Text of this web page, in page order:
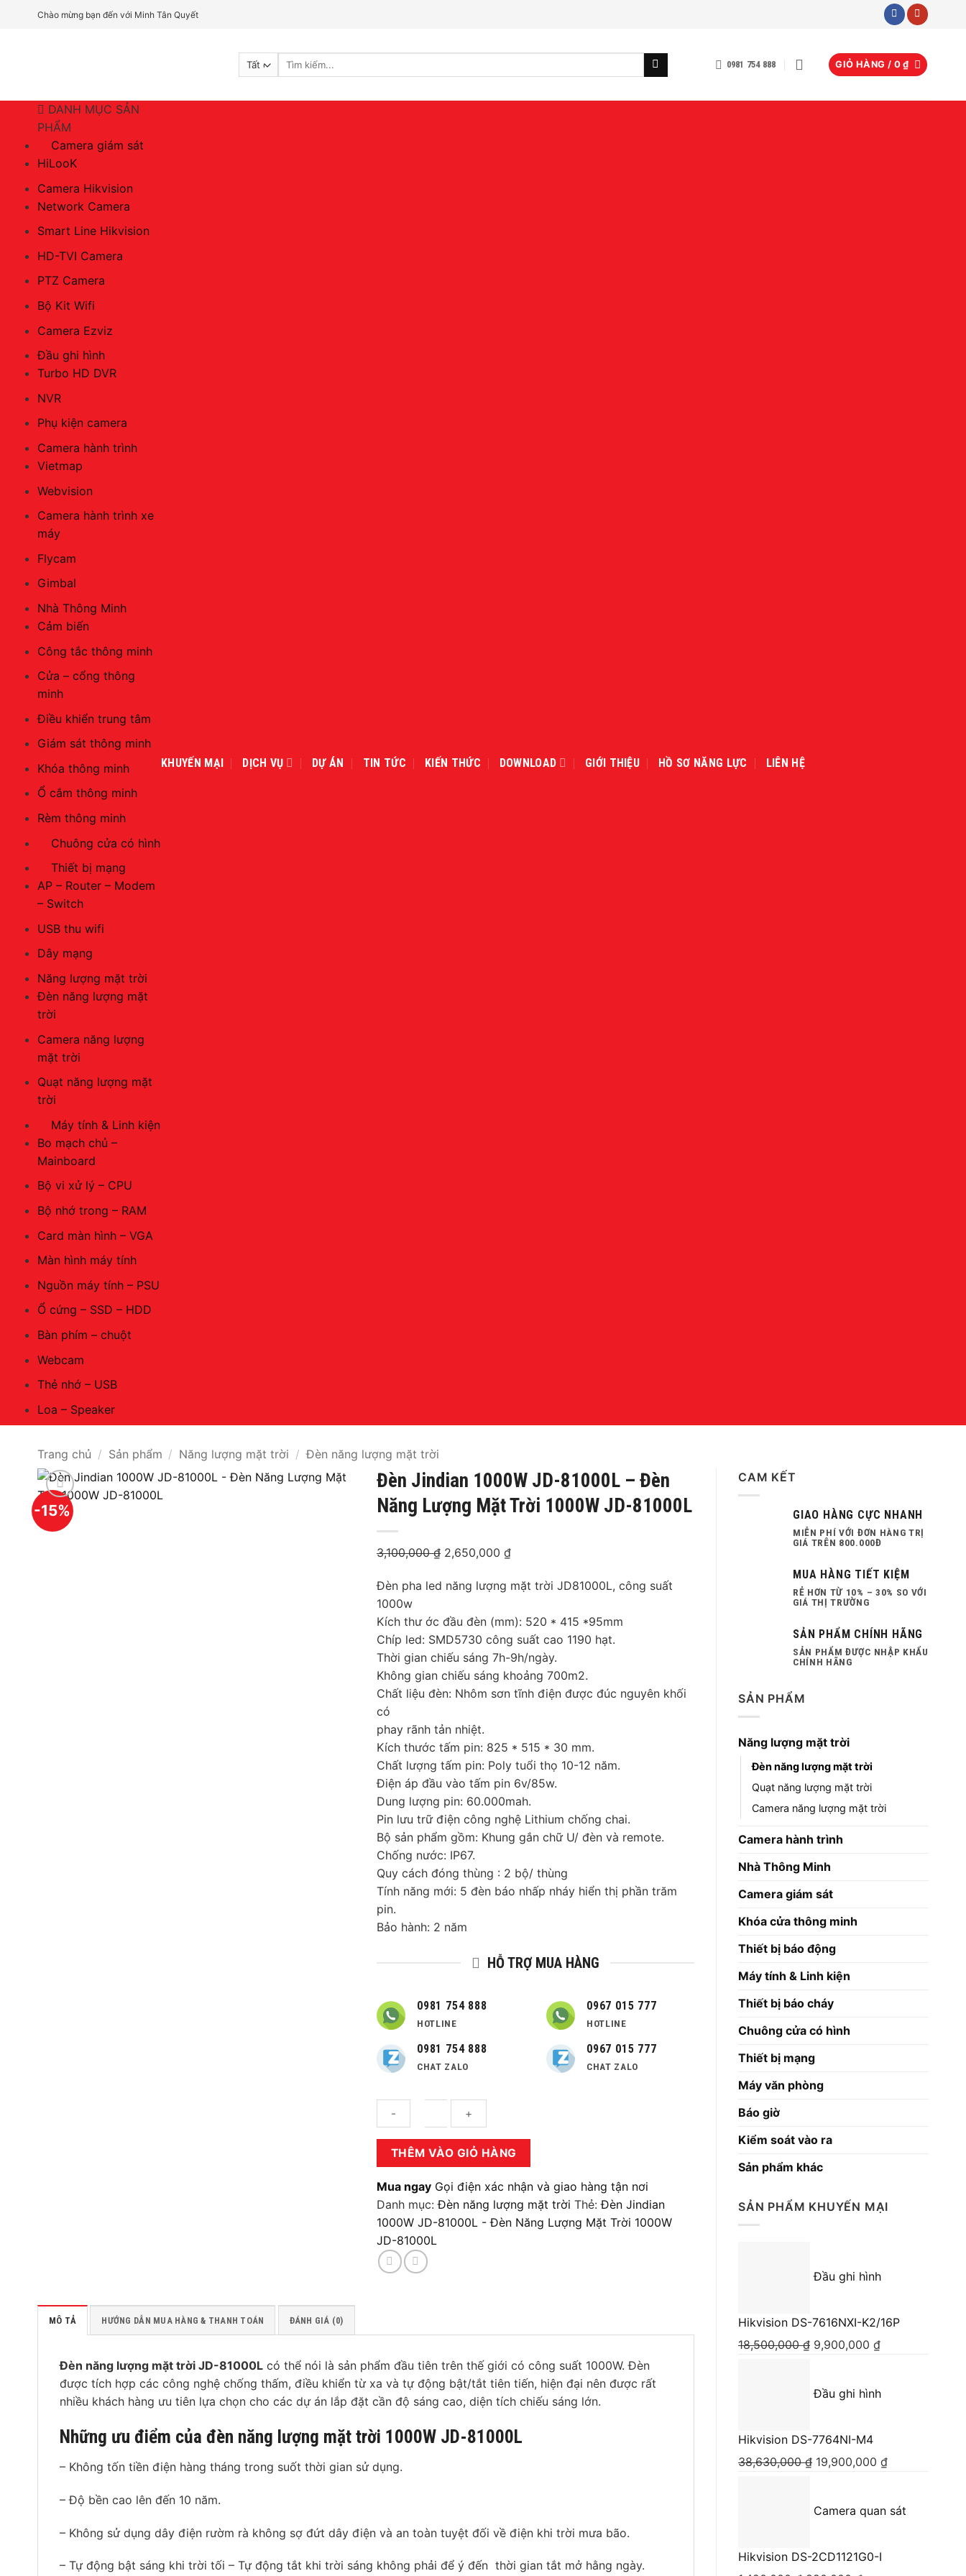
Chào mừng bạn đến với Minh Tân Quyết
Tìm
0981 754 888 GIỎ HÀNG / 0₫
DANH MỤC SẢN
PHẨM
Camera giám sát
HiLooK
Camera Hikvision
Network Camera
Smart Line Hikvision
HD-TVI Camera
PTZ Camera
Bộ Kit Wifi
Camera Ezviz
Đầu ghi hình
Turbo HD DVR
NVR
Phụ kiện camera
Camera hành trình
Vietmap
Webvision
Camera hành trình xe
máy
Flycam
Gimbal
Nhà Thông Minh
Cảm biến
Công tắc thông minh
Cửa – cổng thông
minh
Điều khiển trung tâm
Giám sát thông minh
Khóa thông minh
Ổ cắm thông minh
Rèm thông minh
Chuông cửa có hình
Thiết bị mạng
AP – Router – Modem
– Switch
USB thu wifi
Dây mạng
Năng lượng mặt trời
Đèn năng lượng mặt
trời
Camera năng lượng
mặt trời
Quạt năng lượng mặt
trời
Máy tính & Linh kiện
Bo mạch chủ –
Mainboard
Bộ vi xử lý – CPU
Bộ nhớ trong – RAM
Card màn hình – VGA
Màn hình máy tính
Nguồn máy tính – PSU
Ổ cứng – SSD – HDD
Bàn phím – chuột
Webcam
Thẻ nhớ – USB
Loa – Speaker
KHUYẾN MẠI DỊCH VỤ DỰ ÁN TIN TỨC KIẾN THỨC DOWNLOAD GIỚI THIỆU HỒ SƠ NĂNG LỰC LIÊN HỆ
Trang chủ / Sản phẩm / Năng lượng mặt trời / Đèn năng lượng mặt trời
CAM KẾT
GIAO HÀNG CỰC NHANH
MIỄN PHÍ VỚI ĐƠN HÀNG TRỊ
GIÁ TRÊN 800.000Đ
MUA HÀNG TIẾT KIỆM
RẺ HƠN TỪ 10% – 30% SO VỚI
GIÁ THỊ TRƯỜNG
SẢN PHẨM CHÍNH HÃNG
SẢN PHẨM ĐƯỢC NHẬP KHẨU
CHÍNH HÃNG
SẢN PHẨM
Năng lượng mặt trời
Đèn năng lượng mặt trời
Quạt năng lượng mặt trời
Camera năng lượng mặt trời
Camera hành trình
Nhà Thông Minh
Camera giám sát
Khóa cửa thông minh
Thiết bị báo động
Máy tính & Linh kiện
Thiết bị báo cháy
Chuông cửa có hình
Thiết bị mạng
Máy văn phòng
Báo giờ
Kiểm soát vào ra
Sản phẩm khác
SẢN PHẨM KHUYẾN MẠI
Đầu ghi hình
Hikvision DS-7616NXI-K2/16P
18,500,000₫ Giá
18,500,000 ₫.
9,900,000 ₫
là:
Đầu ghi hình
Hikvision DS-7764NI-M4
38,630,000₫ Giá
38,630,000 ₫.
19,900,000 ₫
là:
Camera quan sát
Hikvision DS-2CD1121G0-I
-15%
Đèn Jindian 1000W JD-81000L – Đèn
Năng Lượng Mặt Trời 1000W JD-81000L
3,100,000₫ Giá
là:
2,650,000 ₫
tại
2,650,000 ₫.
Đèn pha led năng lượng mặt trời JD81000L, công suất
1000w
Kích thư ớc đầu đèn (mm): 520 * 415 *95mm
Chíp led: SMD5730 công suất cao 1190 hạt.
Thời gian chiếu sáng 7h-9h/ngày.
Không gian chiếu sáng khoảng 700m2.
Chất liệu đèn: Nhôm sơn tĩnh điện được đúc nguyên khối
có
phay rãnh tản nhiệt.
Kích thước tấm pin: 825 * 515 * 30 mm.
Chất lượng tấm pin: Poly tuổi thọ 10-12 năm.
Điện áp đầu vào tấm pin 6v/85w.
Dung lượng pin: 60.000mah.
Pin lưu trữ điện công nghệ Lithium chống chai.
Bộ sản phẩm gồm: Khung gắn chữ U/ đèn và remote.
Chống nước: IP67.
Quy cách đóng thùng : 2 bộ/ thùng
Tính năng mới: 5 đèn báo nhấp nháy hiển thị phần trăm
pin.
Bảo hành: 2 năm
HỖ TRỢ MUA HÀNG
0981 754 888
HOTLINE
0981 754 888
CHAT ZALO
0967 015 777
HOTLINE
0967 015 777
CHAT ZALO
THÊM VÀO GIỎ HÀNG
Mua ngay Gọi điện xác nhận và giao hàng tận nơi
Danh mục:Đèn năng lượng mặt trời Thẻ:Đèn Jindian
1000W JD-81000L - Đèn Năng Lượng Mặt Trời 1000W
JD-81000L
MÔ TẢ HƯỚNG DẪN MUA HÀNG & THANH TOÁN ĐÁNH GIÁ (0)
Đèn năng lượng mặt trời JD-81000L có thể nói là sản phẩm đầu tiên trên thế giới có công suất 1000W. Đèn
được tích hợp các công nghệ chống thấm, điều khiển từ xa và tự động bật/tắt tiên tiến, hiện đại nên được rất
nhiều khách hàng ưu tiên lựa chọn cho các dự án lắp đặt cần độ sáng cao, diện tích chiếu sáng lớn.
Những ưu điểm của đèn năng lượng mặt trời 1000W JD-81000L
– Không tốn tiền điện hàng tháng trong suốt thời gian sử dụng.
– Độ bền cao lên đến 10 năm.
– Không sử dụng dây điện rườm rà không sợ đứt dây điện và an toàn tuyệt đối về điện khi trời mưa bão.
– Tự động bật sáng khi trời tối – Tự động tắt khi trời sáng không phải để ý đến thời gian tắt mở hằng ngày.